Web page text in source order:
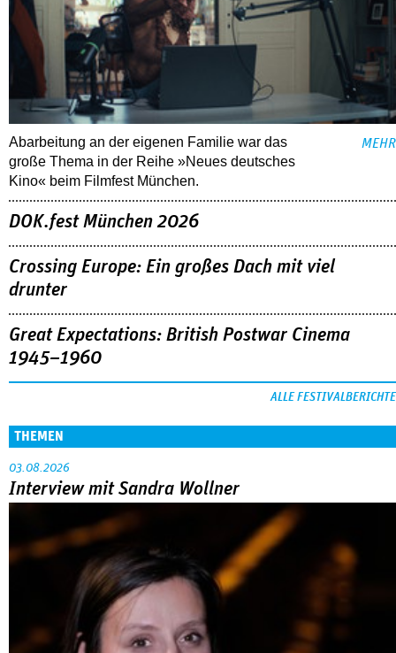
Abarbeitung an der eigenen Familie war das
große Thema in der Reihe »Neues deutsches
Kino« beim Filmfest München.
MEHR
DOK.fest München 2026
Crossing Europe: Ein großes Dach mit viel
drunter
Great Expectations: British Postwar Cinema
1945–1960
ALLE FESTIVALBERICHTE
THEMEN
03.08.2026
Interview mit Sandra Wollner